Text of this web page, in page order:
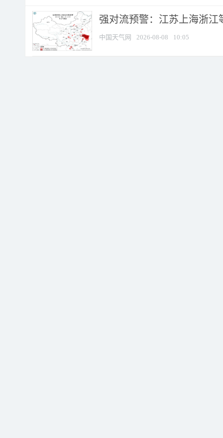
强对流预警：江苏上海浙江
中国天气网 2026-08-08 10:05